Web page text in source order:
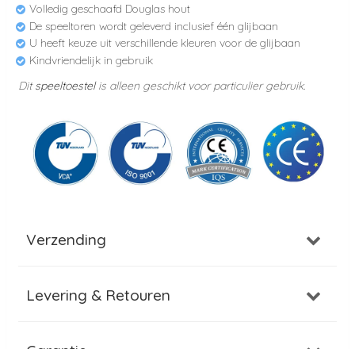
Volledig geschaafd Douglas hout
De speeltoren wordt geleverd inclusief één glijbaan
U heeft keuze uit verschillende kleuren voor de glijbaan
Kindvriendelijk in gebruik
Ditspeeltoestelis alleen geschikt voor particulier gebruik.
Verzending
Levering & Retouren